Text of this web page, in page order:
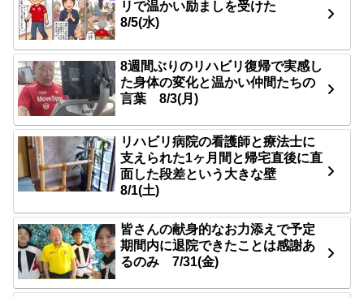
リで温かい励ましを受けた
8/5(水)
8週間ぶりのリハビリ復帰で実感し
た身体の変化と温かい仲間たちの
言葉 8/3(月)
リハビリ病院の看護師と療法士に
支えられた1ヶ月間と帰宅直後に直
面した段差という大きな壁
8/1(土)
皆さんの献身的なお力添えで予定
期間内に退院できたことは感謝あ
るのみ 7/31(金)